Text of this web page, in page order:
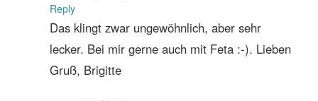
Reply
Das klingt zwar ungewöhnlich, aber sehr
lecker. Bei mir gerne auch mit Feta :-). Lieben
Gruß, Brigitte